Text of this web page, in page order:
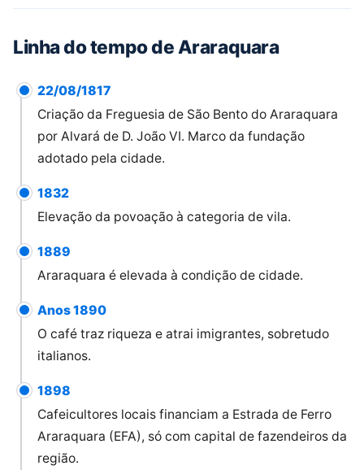
Linha do tempo de Araraquara
22/08/1817
Criação da Freguesia de São Bento do Araraquara
por Alvará de D. João VI. Marco da fundação
adotado pela cidade.
1832
Elevação da povoação à categoria de vila.
1889
Araraquara é elevada à condição de cidade.
Anos 1890
O café traz riqueza e atrai imigrantes, sobretudo
italianos.
1898
Cafeicultores locais financiam a Estrada de Ferro
Araraquara (EFA), só com capital de fazendeiros da
região.